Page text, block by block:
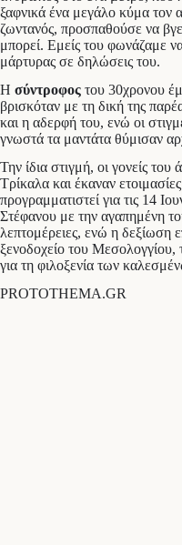
ξαφνικά ένα μεγάλο κύμα
ζωντανός, προσπαθούσε να
μπορεί. Εμείς του φωνάζαμε
μάρτυρας σε δηλώσεις του.
Η σύντροφος του 30χρονου
βρισκόταν με τη δική της
και η αδερφή του, ενώ οι
γνωστά τα μαντάτα θύμισαν
Την ίδια στιγμή, οι γονείς
Τρίκαλα και έκαναν
προγραμματιστεί για τις 14
Στέφανου με την αγαπημένη
λεπτομέρειες, ενώ η δεξίωση
ξενοδοχείο του Μεσολογγίου,
για τη φιλοξενία των
PROTOTHEMA.GR